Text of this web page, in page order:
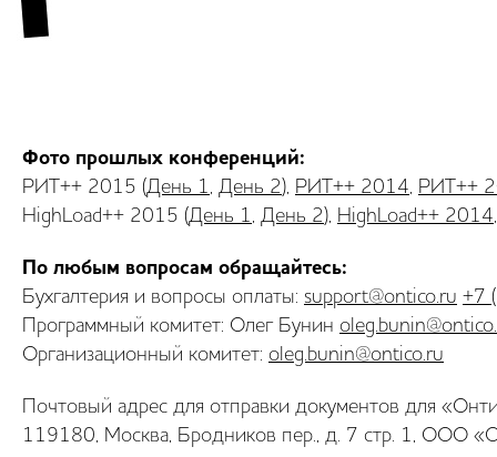
Фото прошлых конференций:
РИТ++ 2015 (День 1, День 2), РИТ++ 2014, РИТ++
HighLoad++ 2015 (День 1, День 2), HighLoad++ 2014
По любым вопросам обращайтесь:
Бухгалтерия и вопросы оплаты: support@ontico.ru +7
Программный комитет: Олег Бунин
Организационный комитет: oleg.bunin@ontico.ru
Почтовый адрес для отправки документов для
119180, Москва, Бродников пер., д. 7 стр. 1, ООО